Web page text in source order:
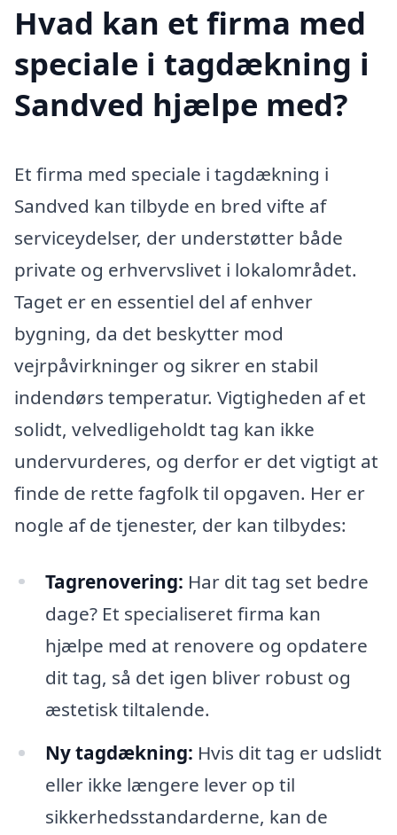
Hvad kan et firma med
speciale i tagdækning i
Sandved hjælpe med?
Et firma med speciale i tagdækning i
Sandved kan tilbyde en bred vifte af
serviceydelser, der understøtter både
private og erhvervslivet i lokalområdet.
Taget er en essentiel del af enhver
bygning, da det beskytter mod
vejrpåvirkninger og sikrer en stabil
indendørs temperatur. Vigtigheden af et
solidt, velvedligeholdt tag kan ikke
undervurderes, og derfor er det vigtigt at
finde de rette fagfolk til opgaven. Her er
nogle af de tjenester, der kan tilbydes:
Tagrenovering: Har dit tag set bedre
dage? Et specialiseret firma kan
hjælpe med at renovere og opdatere
dit tag, så det igen bliver robust og
æstetisk tiltalende.
Ny tagdækning: Hvis dit tag er udslidt
eller ikke længere lever op til
sikkerhedsstandarderne, kan de